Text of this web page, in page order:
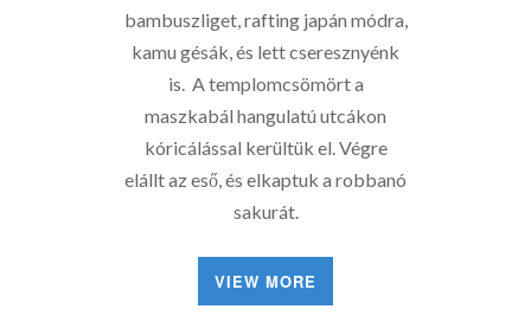
bambuszliget, rafting japán módra,
kamu gésák, és lett cseresznyénk
is. A templomcsömört a
maszkabál hangulatú utcákon
kóricálással kerültük el. Végre
elállt az eső, és elkaptuk a robbanó
sakurát.
VIEW MORE